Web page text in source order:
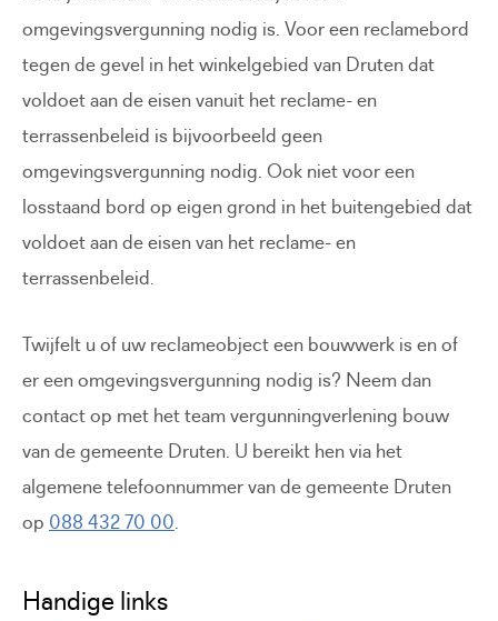
omgevingsvergunning nodig is. Voor een reclamebord
tegen de gevel in het winkelgebied van Druten dat
voldoet aan de eisen vanuit het reclame- en
terrassenbeleid is bijvoorbeeld geen
omgevingsvergunning nodig. Ook niet voor een
losstaand bord op eigen grond in het buitengebied dat
voldoet aan de eisen van het reclame- en
terrassenbeleid.
Twijfelt u of uw reclameobject een bouwwerk is en of
er een omgevingsvergunning nodig is? Neem dan
contact op met het team vergunningverlening bouw
van de gemeente Druten. U bereikt hen via het
algemene telefoonnummer van de gemeente Druten
op 088 432 70 00.
Handige links